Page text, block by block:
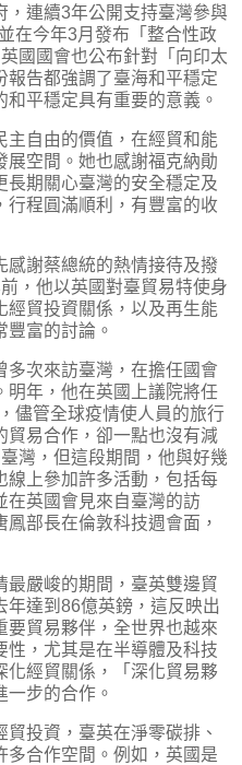
，連續3年公開支持臺灣參與
在今年3月發布「整合性政
國國會也公布針對「向印太
報告都強調了臺海和平穩定
平穩定具有重要的意義。
主自由的價值，在經貿和能
展空間。她也感謝福克納勛
長期關心臺灣的安全穩定及
行程圓滿順利，有豐富的收
感謝蔡總統的熱情接待及撥
，他以英國對臺貿易特使身
經貿投資關係，以及再生能
豐富的討論。
多次來訪臺灣，在擔任國會
明年，他在英國上議院將任
儘管全球疫情使人員的旅行
貿易合作，卻一點也沒有減
灣，但這段期間，他與好幾
線上參加許多活動，包括每
在英國會見來自臺灣的訪
部長在倫敦科技週會面，
最嚴峻的期間，臺英雙邊貿
年達到86億英鎊，這反映出
要貿易夥伴，全世界也越來
性，尤其是在半導體及科技
化經貿關係，「深化貿易夥
一步的合作。
投資，臺英在淨零碳排、
多合作空間。例如，英國是